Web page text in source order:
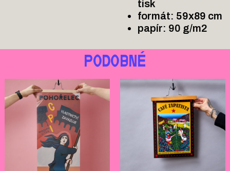
tisk
formát: 59x89 cm
papír: 90 g/m2
PODOBNÉ